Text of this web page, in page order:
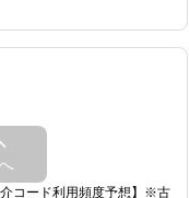
コード利用頻度予想】※古